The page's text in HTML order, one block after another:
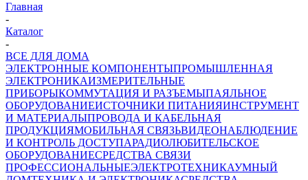
Главная
-
Каталог
-
ВСЕ ДЛЯ ДОМА
ЭЛЕКТРОННЫЕ КОМПОНЕНТЫПРОМЫШЛЕННАЯ
ЭЛЕКТРОНИКАИЗМЕРИТЕЛЬНЫЕ
ПРИБОРЫКОММУТАЦИЯ И РАЗЪЕМЫПАЯЛЬНОЕ
ОБОРУДОВАНИЕИСТОЧНИКИ ПИТАНИЯИНСТРУМЕНТ
И МАТЕРИАЛЫПРОВОДА И КАБЕЛЬНАЯ
ПРОДУКЦИЯМОБИЛЬНАЯ СВЯЗЬВИДЕОНАБЛЮДЕНИЕ
И КОНТРОЛЬ ДОСТУПАРАДИОЛЮБИТЕЛЬСКОЕ
ОБОРУДОВАНИЕСРЕДСТВА СВЯЗИ
ПРОФЕССИОНАЛЬНЫЕЭЛЕКТРОТЕХНИКАУМНЫЙ